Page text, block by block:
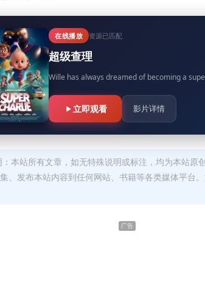
在线播放 资源已匹配
超级查理
Wille has always dreamed of becoming a
立即观看 影片详情
：本站所有文章，如无特殊说明或标注，均为本站
、发布本站内容到任何网站、书籍等各类媒体平台
广告